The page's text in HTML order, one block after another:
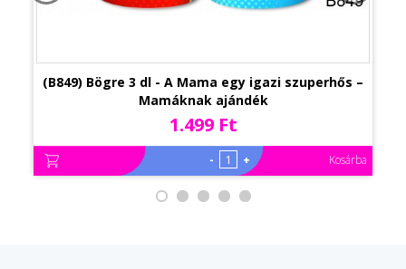
(B849) Bögre 3 dl - A Mama egy igazi szuperhős –
Mamáknak ajándék
1.499 Ft
- + Kosárba